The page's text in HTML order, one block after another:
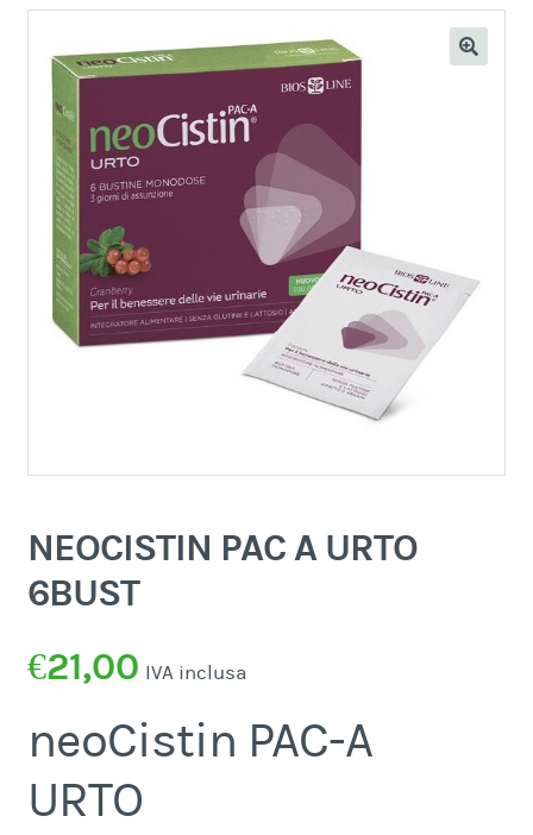
NEOCISTIN PAC A URTO
6BUST
€21,00 IVA inclusa
neoCistin PAC-A
URTO